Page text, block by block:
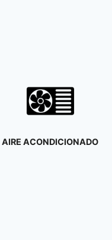
ENERXÍA ELÉCTRICA